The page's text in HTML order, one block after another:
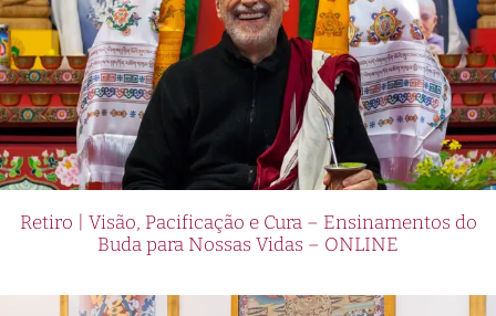
Retiro | Visão, Pacificação e Cura – Ensinamentos do
Buda para Nossas Vidas – ONLINE